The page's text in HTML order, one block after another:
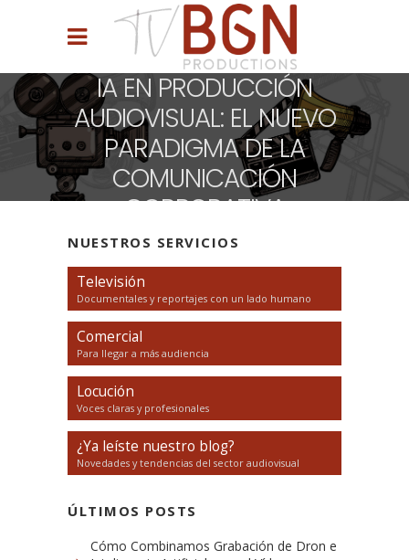
IA EN PRODUCCIÓN
AUDIOVISUAL: EL NUEVO
PARADIGMA DE LA
COMUNICACIÓN
CORPORATIVA
NUESTROS SERVICIOS
Televisión
Documentales y reportajes con un lado humano
Comercial
Para llegar a más audiencia
Locución
Voces claras y profesionales
¿Ya leíste nuestro blog?
Novedades y tendencias del sector audiovisual
ÚLTIMOS POSTS
Cómo Combinamos Grabación de Dron e